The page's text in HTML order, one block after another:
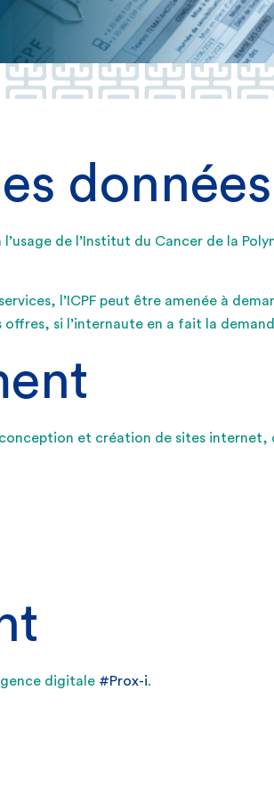
de l’Institut du Cancer de la
l’ICPF peut être amenée à
si l’internaute en a fait la
et création de sites internet,
digitale #Prox-i.